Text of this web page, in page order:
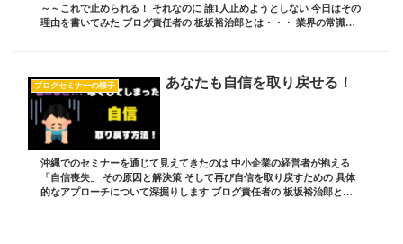
～～これで止められる！ それなのに 誰1人止めようとしない 今日はその
理由を書いてみた ブログ責任者の 板坂裕治郎とは・・・ 業界の常識を
ブログセミナーの様子 あなたも自信を取り戻せる！
沖縄でのセミナーを通じて見えてきたのは 中小企業の経営者が抱える
「自信喪失」 その原因と解決策 そして再び自信を取り戻すための 具体
的なアプローチについて深掘りします ブログ責任者の 板坂裕治郎と